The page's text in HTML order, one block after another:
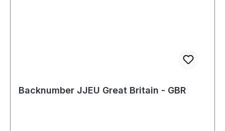
Backnumber JJEU Great Britain - GBR